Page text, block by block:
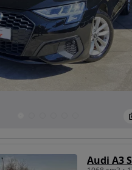
Audi A3